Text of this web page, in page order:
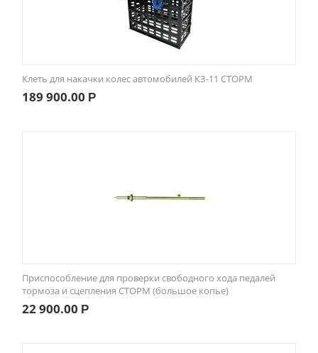
Клеть для накачки колес автомобилей КЗ-11 СТОРМ
189 900.00 Р
Приспособление для проверки свободного хода педалей
тормоза и сцепления СТОРМ (большое копье)
22 900.00 Р